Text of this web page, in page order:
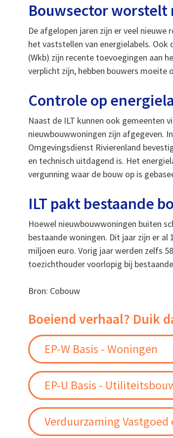
Bouwsector
De afgelopen jaren zijn er veel nieuwe
het vaststellen van energielabels.
(Wkb) zijn recente toevoegingen aan
verplicht zijn, hebben bouwers moeite
Controle op
Naast de ILT kunnen ook gemeenten
nieuwbouwwoningen zijn afgegeven.
Omgevingsdienst Rivierenland
en technisch uitdagend is. Het
vergunning waar de bouw op is
ILT pakt bestaande
Hoewel nieuwbouwwoningen buiten
bestaande woningen. Dit jaar zijn er
miljoen euro. Vorig jaar werden zelfs
toezichthouder voorlopig bij
Bron: Cobouw
Boeiend verhaal? Duik
EP-W Basis - Woningen
EP-U Basis -
Verduurzaming Vastgoed